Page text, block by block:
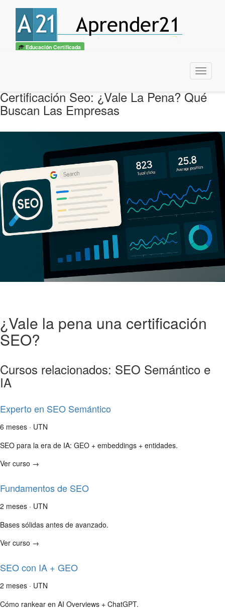
Educación Certificada
Menu
Certificación Seo: ¿Vale La Pena? Qué
Buscan Las Empresas
¿Vale la pena una certificación
SEO?
Cursos relacionados: SEO Semántico e
IA
Experto en SEO Semántico
6 meses · UTN
SEO para la era de IA: GEO + embeddings + entidades.
Ver curso →
Fundamentos de SEO
2 meses · UTN
Bases sólidas antes de avanzado.
Ver curso →
SEO con IA + GEO
2 meses · UTN
Cómo rankear en AI Overviews + ChatGPT.